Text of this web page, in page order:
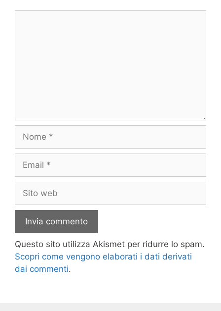
Nome
Email
Sito
web
Questo sito utilizza Akismet per ridurre lo spam.
Scopri come vengono elaborati i dati derivati
dai commenti.